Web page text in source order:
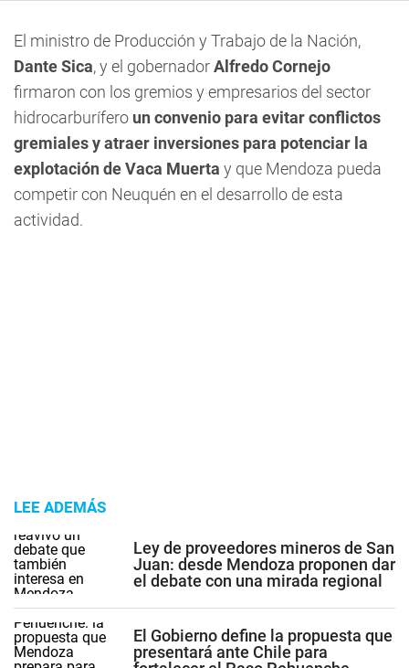
El ministro de Producción y Trabajo de la Nación,
Dante Sica, y el gobernadorAlfredo Cornejo
firmaron con los gremios y empresarios del sector
hidrocarburífero un convenio para evitar conflictos
gremiales y atraer inversiones para potenciar la
explotación de Vaca Muerta y que Mendoza pueda
competir con Neuquén en el desarrollo de esta
actividad.
LEE ADEMÁS
Ley de proveedores mineros de San
Juan: desde Mendoza proponen dar
el debate con una mirada regional
El Gobierno define la propuesta que
presentará ante Chile para